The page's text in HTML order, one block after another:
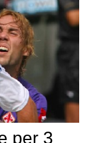
per 3